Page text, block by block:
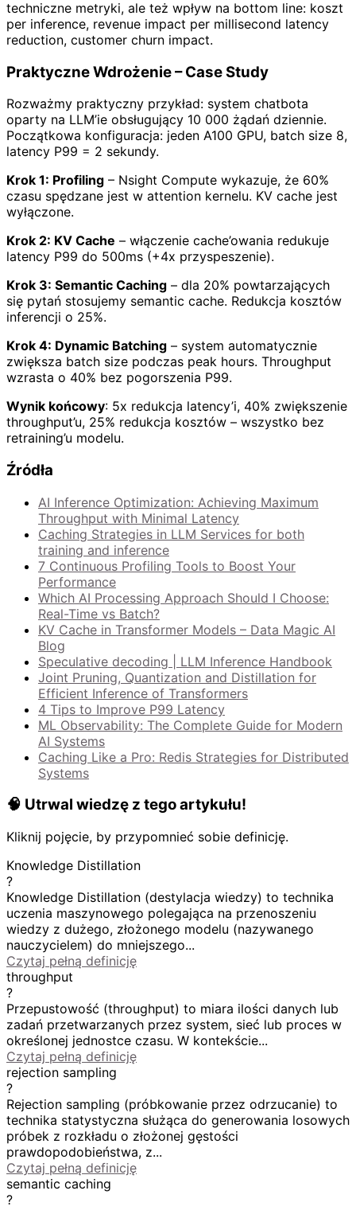
techniczne metryki, ale też wpływ na bottom line: koszt
per inference, revenue impact per millisecond latency
reduction, customer churn impact.
Praktyczne Wdrożenie – Case Study
Rozważmy praktyczny przykład: system chatbota
oparty na LLM’ie obsługujący 10 000 żądań dziennie.
Początkowa konfiguracja: jeden A100 GPU, batch size 8,
latency P99 = 2 sekundy.
Krok 1: Profiling – Nsight Compute wykazuje, że 60%
czasu spędzane jest w attention kernelu. KV cache jest
wyłączone.
Krok 2: KV Cache – włączenie cache’owania redukuje
latency P99 do 500ms (+4x przyspeszenie).
Krok 3: Semantic Caching – dla 20% powtarzających
się pytań stosujemy semantic cache. Redukcja kosztów
inferencji o 25%.
Krok 4: Dynamic Batching – system automatycznie
zwiększa batch size podczas peak hours. Throughput
wzrasta o 40% bez pogorszenia P99.
Wynik końcowy: 5x redukcja latency’i, 40% zwiększenie
throughput’u, 25% redukcja kosztów – wszystko bez
retraining’u modelu.
Źródła
AI Inference Optimization: Achieving Maximum
Throughput with Minimal Latency
Caching Strategies in LLM Services for both
training and inference
7 Continuous Profiling Tools to Boost Your
Performance
Which AI Processing Approach Should I Choose:
Real-Time vs Batch?
KV Cache in Transformer Models – Data Magic AI
Blog
Speculative decoding | LLM Inference Handbook
Joint Pruning, Quantization and Distillation for
Efficient Inference of Transformers
4 Tips to Improve P99 Latency
ML Observability: The Complete Guide for Modern
AI Systems
Caching Like a Pro: Redis Strategies for Distributed
Systems
🧠 Utrwal wiedzę z tego artykułu!
Kliknij pojęcie, by przypomnieć sobie definicję.
Knowledge Distillation
?
Knowledge Distillation (destylacja wiedzy) to technika
uczenia maszynowego polegająca na przenoszeniu
wiedzy z dużego, złożonego modelu (nazywanego
nauczycielem) do mniejszego...
Czytaj pełną definicję
throughput
?
Przepustowość (throughput) to miara ilości danych lub
zadań przetwarzanych przez system, sieć lub proces w
określonej jednostce czasu. W kontekście...
Czytaj pełną definicję
rejection sampling
?
Rejection sampling (próbkowanie przez odrzucanie) to
technika statystyczna służąca do generowania losowych
próbek z rozkładu o złożonej gęstości
prawdopodobieństwa, z...
Czytaj pełną definicję
semantic caching
?